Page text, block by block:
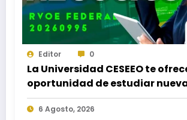
Editor 0
La Universidad CESEEO te
oportunidad de estudiar
Licenciaturas en los Campus
Puerto Escondido, Ixtepec y en la
6 Agosto, 2026